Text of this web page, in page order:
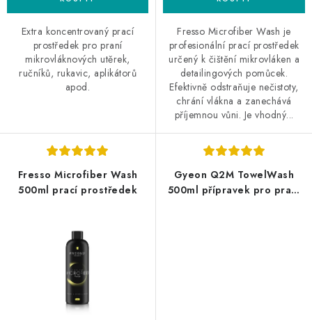
Extra koncentrovaný prací
prostředek pro praní
mikrovláknových utěrek,
ručníků, rukavic, aplikátorů
apod.
Fresso Microfiber Wash je
profesionální prací prostředek
určený k čištění mikrovláken a
detailingových pomůcek.
Efektivně odstraňuje nečistoty,
chrání vlákna a zanechává
příjemnou vůni. Je vhodný...
Fresso Microfiber Wash
500ml prací prostředek
Gyeon Q2M TowelWash
500ml přípravek pro praní